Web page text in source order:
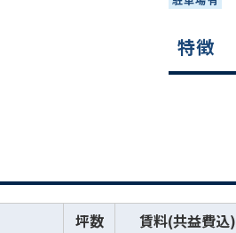
特徴
坪数 賃料(共益費込)